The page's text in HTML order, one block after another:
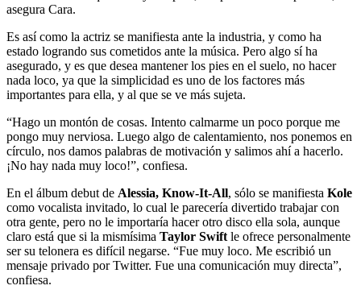
asegura Cara.
Es así como la actriz se manifiesta ante la industria, y como ha
estado logrando sus cometidos ante la música. Pero algo sí ha
asegurado, y es que desea mantener los pies en el suelo, no hacer
nada loco, ya que la simplicidad es uno de los factores más
importantes para ella, y al que se ve más sujeta.
“Hago un montón de cosas. Intento calmarme un poco porque me
pongo muy nerviosa. Luego algo de calentamiento, nos ponemos en
círculo, nos damos palabras de motivación y salimos ahí a hacerlo.
¡No hay nada muy loco!”, confiesa.
En el álbum debut de Alessia, Know-It-All, sólo se manifiesta Kole
como vocalista invitado, lo cual le parecería divertido trabajar con
otra gente, pero no le importaría hacer otro disco ella sola, aunque
claro está que si la mismísima Taylor Swift le ofrece personalmente
ser su telonera es difícil negarse. “Fue muy loco. Me escribió un
mensaje privado por Twitter. Fue una comunicación muy directa”,
confiesa.